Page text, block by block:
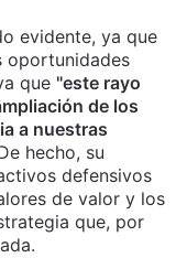
evidente, ya que
oportunidades
que "este rayo
de los
a nuestras
hecho, su
defensivos
de valor y los
que, por